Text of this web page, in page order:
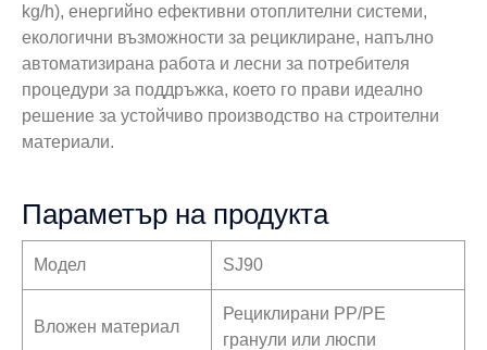
kg/h), енергийно ефективни отоплителни системи,
екологични възможности за рециклиране, напълно
автоматизирана работа и лесни за потребителя
процедури за поддръжка, което го прави идеално
решение за устойчиво производство на строителни
материали.
Параметър на продукта
Модел SJ90
Вложен материал
Рециклирани PP/PE
гранули или люспи